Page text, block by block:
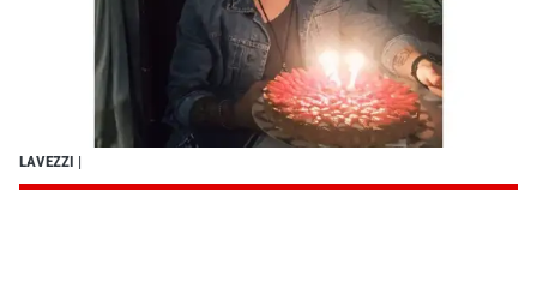
LAVEZZI |